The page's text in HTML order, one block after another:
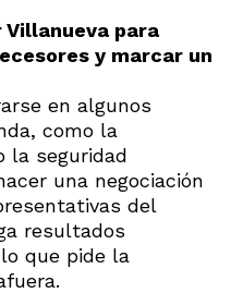
Villanueva para
y marcar un
en algunos
como la
la seguridad
una negociación
del
resultados
que pide la